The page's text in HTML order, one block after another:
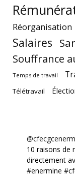
Réorganisation
Salaires
Souffrance
Temps de travail
Télétravail
10 raisons de
directement
#enermine